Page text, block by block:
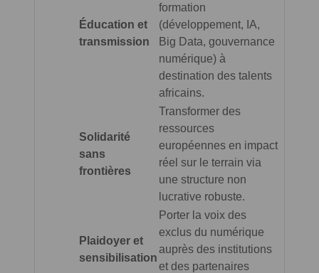
Éducation et
transmission
formation
(développement, IA,
Big Data, gouvernance
numérique) à
destination des talents
africains.
Solidarité
sans
frontières
Transformer des
ressources
européennes en impact
réel sur le terrain via
une structure non
lucrative robuste.
Plaidoyer et
sensibilisation
Porter la voix des
exclus du numérique
auprès des institutions
et des partenaires